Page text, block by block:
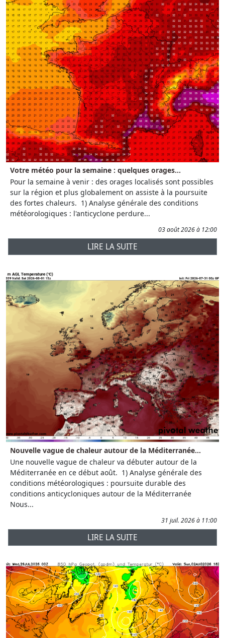
Votre météo pour la semaine : quelques orages...
Pour la semaine à venir : des orages localisés sont possibles
sur la région et plus globalement on assiste à la poursuite
des fortes chaleurs. 1) Analyse générale des conditions
météorologiques : l'anticyclone perdure...
03 août 2026 à 12:00
LIRE LA SUITE
Nouvelle vague de chaleur autour de la Méditerranée...
Une nouvelle vague de chaleur va débuter autour de la
Méditerranée en ce début août. 1) Analyse générale des
conditions météorologiques : poursuite durable des
conditions anticycloniques autour de la Méditerranée
Nous...
31 juil. 2026 à 11:00
LIRE LA SUITE